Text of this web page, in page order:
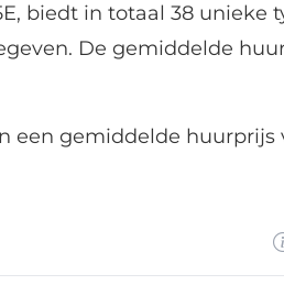
biedt in totaal 38 unieke
De gemiddelde
een gemiddelde huurprijs